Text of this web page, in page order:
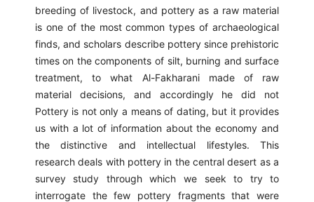
breeding of livestock, and pottery as a raw material
is one of the most common types of archaeological
finds, and scholars describe pottery since prehistoric
times on the components of silt, burning and surface
treatment, to what Al-Fakharani made of raw
material decisions, and accordingly he did not
Pottery is not only a means of dating, but it provides
us with a lot of information about the economy and
the distinctive and intellectual lifestyles. This
research deals with pottery in the central desert as a
survey study through which we seek to try to
interrogate the few pottery fragments that were